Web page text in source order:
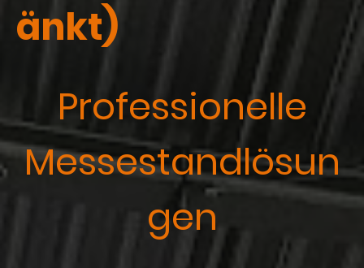
änkt)
Professionelle
Messestandlösun
gen